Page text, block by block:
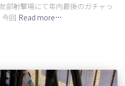
部射撃場にて年内最後のガチャっ
回 Read more…